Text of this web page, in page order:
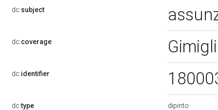
dc:subject
dc:coverage
dc:identifier
dc:type dipinto